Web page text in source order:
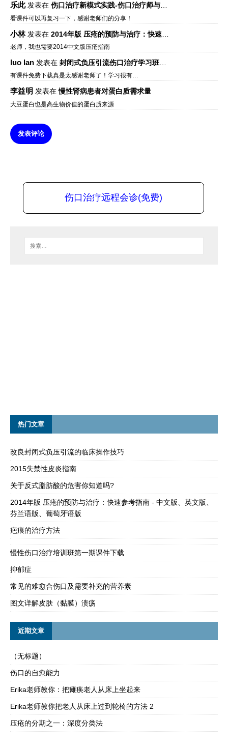
乐此发表在 伤口治疗新模式实践-伤口治疗师与伤口专科
看课件可以再复习一下，感谢老师们的分享！
小林发表在 2014年版 压疮的预防与治疗：快速参考指南 – 中文版、英文版、芬兰语版、葡萄牙语版
老师，我也需要2014中文版压疮指南
luo lan 发表在 封闭式负压引流伤口治疗学习班课件资料免费下载
有课件免费下载真是太感谢老师了！学习很有…
李益明 发表在慢性肾病患者对蛋白质需求量
大豆蛋白也是高生物价值的蛋白质来源
发表评论
伤口治疗远程会诊(免费)
热门文章
改良封闭式负压引流的临床操作技巧
2015失禁性皮炎指南
关于反式脂肪酸的危害你知道吗?
2014年版 压疮的预防与治疗：快速参考指南 - 中文版、英文版、
芬兰语版、葡萄牙语版
疤痕的治疗方法
慢性伤口治疗培训班第一期课件下载
抑郁症
常见的难愈合伤口及需要补充的营养素
图文详解皮肤（黏膜）溃疡
近期文章
（无标题）
伤口的自愈能力
Erika老师教你：把瘫痪老人从床上坐起来
Erika老师教你把老人从床上过到轮椅的方法 2
压疮的分期之一：深度分类法